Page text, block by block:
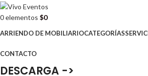
0elementos $0
ARRIENDO DE MOBILIARIOCATEGORÍAS
CONTACTO
DESCARGA ->